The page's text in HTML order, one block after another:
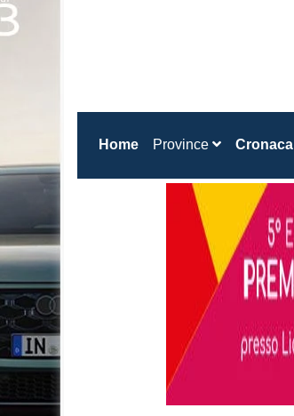
Home(current)
Province Cronaca